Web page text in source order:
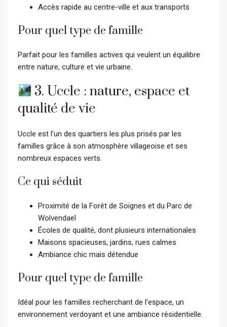
Accès rapide au centre-ville et aux transports
Pour quel type de famille
Parfait pour les familles actives qui veulent un équilibre
entre nature, culture et vie urbaine.
3. Uccle : nature, espace et
qualité de vie
Uccle est l’un des quartiers les plus prisés par les
familles grâce à son atmosphère villageoise et ses
nombreux espaces verts.
Ce qui séduit
Proximité de la Forêt de Soignes et du Parc de
Wolvendael
Écoles de qualité, dont plusieurs internationales
Maisons spacieuses, jardins, rues calmes
Ambiance chic mais détendue
Pour quel type de famille
Idéal pour les familles recherchant de l’espace, un
environnement verdoyant et une ambiance résidentielle.